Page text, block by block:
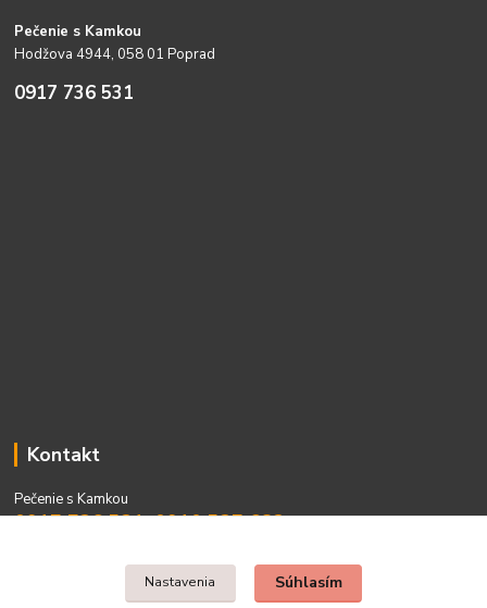
Pečenie s Kamkou
Hodžova 4944, 058 01 Poprad
0917 736 531
Kontakt
Pečenie s Kamkou
0917 736 531, 0910 537 682
Nastavenia Súhlasím